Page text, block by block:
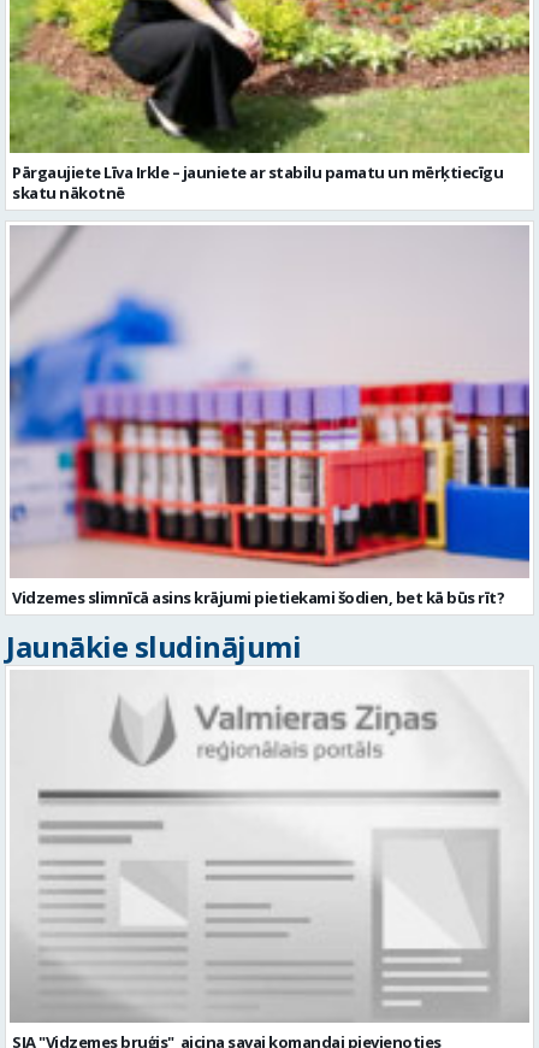
Pārgaujiete Līva Irkle – jauniete ar stabilu pamatu un mērķtiecīgu
skatu nākotnē
Vidzemes slimnīcā asins krājumi pietiekami šodien, bet kā būs rīt?
Jaunākie sludinājumi
SIA "Vidzemes bruģis" aicina savai komandai pievienoties